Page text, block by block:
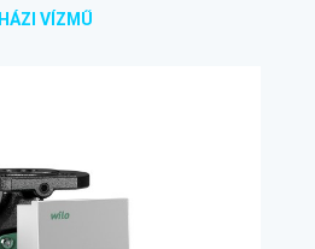
HÁZI VÍZMŰ